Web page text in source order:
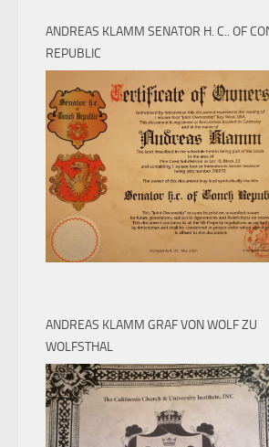
ANDREAS KLAMM SENATOR H. C.. OF
REPUBLIC
ANDREAS KLAMM GRAF VON WOLF ZU
WOLFSTHAL